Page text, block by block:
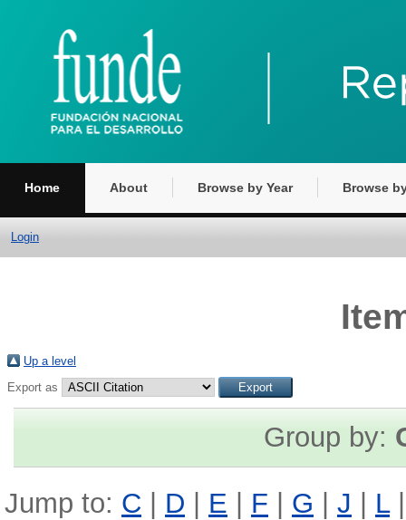
Home About Browse by Year Browse
Login
Up a level
Export as
Group by:
Jump to: C D E F G J L